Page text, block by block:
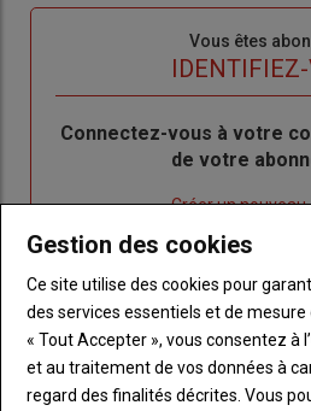
Vous êtes
IDENTIFIEZ-
Body
Connectez-vous à votre
de votre
Lien
"Créer
nouveau
compte"
Créer un
Lien
votre
mot
de
passe"
Réinitialiser votre
Lien
"Je
me
connecte"
Je me
Gestion des cookies
Ce site utilise des cookies pour
des services essentiels et de mesure
« Tout Accepter », vous consentez à
et au traitement de vos données à
regard des finalités décrites. Vous